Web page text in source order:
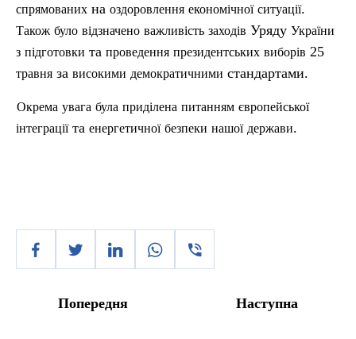
спрямованих на оздоровлення економічної ситуації.
Також було відзначено важливість заходів Уряду України
з підготовки та проведення президентських виборів 25
травня за високими демократичними стандартами.
Окрема увага була приділена питанням європейської
інтеграціїта енергетичної безпеки нашої держави.
Попередня Наступна